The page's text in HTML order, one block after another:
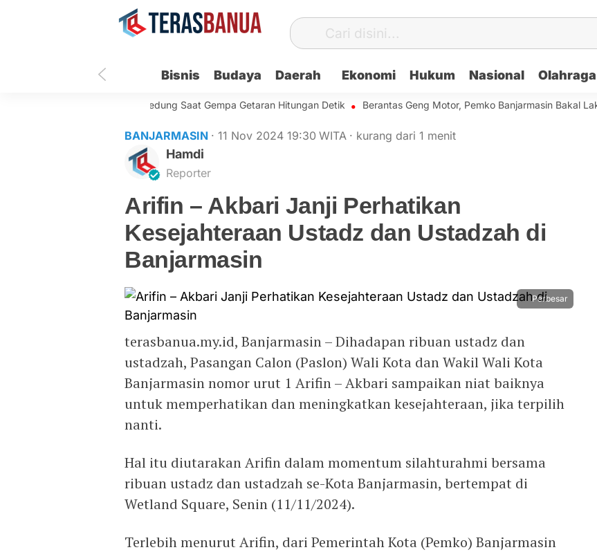
Bisnis Budaya Daerah Ekonomi Hukum Nasional Olahraga
Berlarian ke Luar Gedung Saat Gempa Getaran Hitungan Detik Berantas Geng Motor, Pemko Banjarmasin Bakal
BANJARMASIN · 11 Nov 2024 19:30 WITA · kurang dari 1 menit
Hamdi
Reporter
Arifin – Akbari Janji Perhatikan
Kesejahteraan Ustadz dan Ustadzah di
Banjarmasin
Perbesar
terasbanua.my.id, Banjarmasin – Dihadapan ribuan ustadz dan
ustadzah, Pasangan Calon (Paslon) Wali Kota dan Wakil Wali Kota
Banjarmasin nomor urut 1 Arifin – Akbari sampaikan niat baiknya
untuk memperhatikan dan meningkatkan kesejahteraan, jika terpilih
nanti.
Hal itu diutarakan Arifin dalam momentum silahturahmi bersama
ribuan ustadz dan ustadzah se-Kota Banjarmasin, bertempat di
Wetland Square, Senin (11/11/2024).
Terlebih menurut Arifin, dari Pemerintah Kota (Pemko) Banjarmasin